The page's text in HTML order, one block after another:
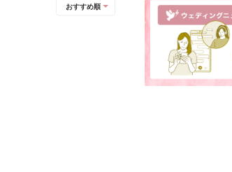
おすすめ順